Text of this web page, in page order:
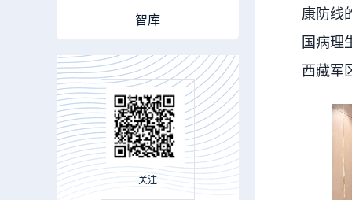
智库
关注
康防线
国病理
西藏军